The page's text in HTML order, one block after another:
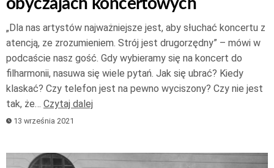
obyczajach koncertowych
„Dla nas artystów najważniejsze jest, aby słuchać koncertu z
atencją, ze zrozumieniem. Strój jest drugorzędny” – mówi w
podcaście nasz gość. Gdy wybieramy się na koncert do
filharmonii, nasuwa się wiele pytań. Jak się ubrać? Kiedy
klaskać? Czy telefon jest na pewno wyciszony? Czy nie jest
tak, że… Czytaj dalej
13 września 2021
Odtwarzacz